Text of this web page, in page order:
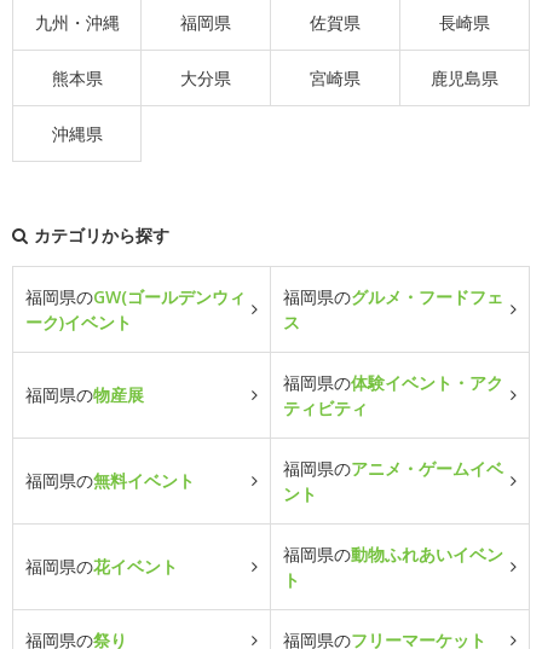
九州・沖縄 福岡県 佐賀県 長崎県
熊本県 大分県 宮崎県 鹿児島県
沖縄県
カテゴリから探す
福岡県のGW(ゴールデンウィ
ーク)イベント
福岡県のグルメ・フードフェ
ス
福岡県の物産展
福岡県の体験イベント・アク
ティビティ
福岡県の無料イベント
福岡県のアニメ・ゲームイベ
ント
福岡県の花イベント
福岡県の動物ふれあいイベン
ト
福岡県の祭り 福岡県のフリーマーケット